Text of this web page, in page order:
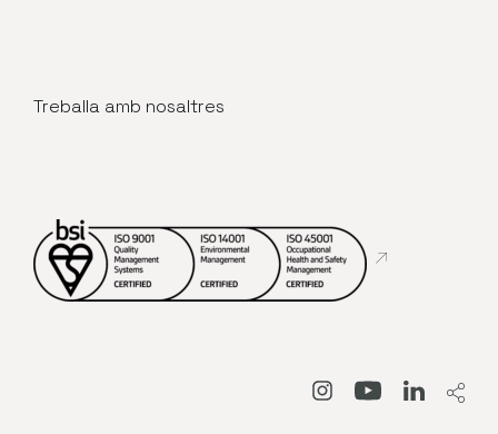
Treballa amb nosaltres
Abre en nueva
Abre en nueva
Abre en